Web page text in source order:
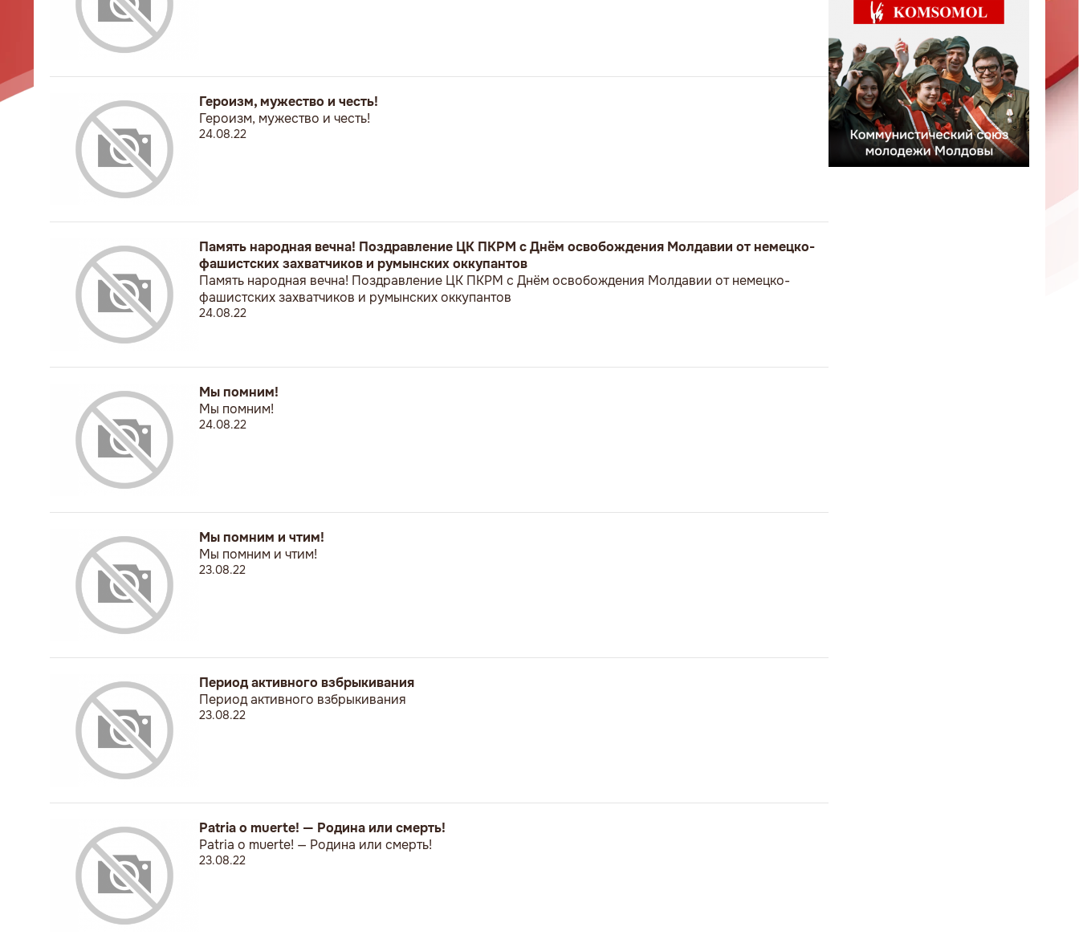
Героизм, мужество и честь!
Героизм, мужество и честь!
24.08.22
Память народная вечна! Поздравление ЦК ПКРМ с Днём освобождения Молдавии от немецко-
фашистских захватчиков и румынских оккупантов
Память народная вечна! Поздравление ЦК ПКРМ с Днём освобождения Молдавии от немецко-
фашистских захватчиков и румынских оккупантов
24.08.22
Мы помним!
Мы помним!
24.08.22
Мы помним и чтим!
Мы помним и чтим!
23.08.22
Период активного взбрыкивания
Период активного взбрыкивания
23.08.22
Patria о muerte! — Родина или смерть!
Patria о muerte! — Родина или смерть!
23.08.22